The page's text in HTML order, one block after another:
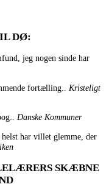
DØ:
jeg nogen sinde har
fortælling.. Kristeligt
Danske Kommuner
har villet glemme, der
SKÆBNE